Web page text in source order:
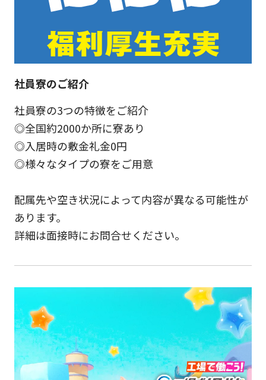
社員寮のご紹介
社員寮の3つの特徴をご紹介
◎全国約2000か所に寮あり
◎入居時の敷金礼金0円
◎様々なタイプの寮をご用意
配属先や空き状況によって内容が異なる可能性が
あります。
詳細は面接時にお問合せください。